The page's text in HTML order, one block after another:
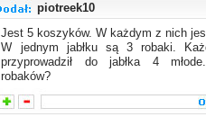
piotreek10
Jest 5 koszyków. W każdym z nich
W jednym jabłku są 3 robaki.
przyprowadził do jabłka 4
robaków?